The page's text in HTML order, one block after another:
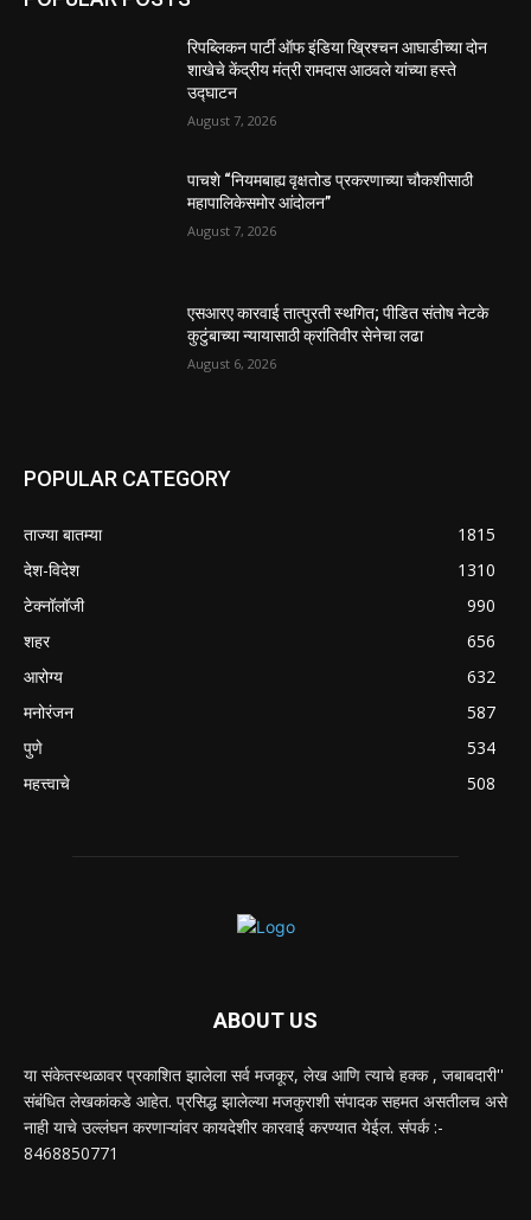
रिपब्लिकन पार्टी ऑफ इंडिया ख्रिश्चन आघाडीच्या दोन
शाखेचे केंद्रीय मंत्री रामदास आठवले यांच्या हस्ते
उद्घाटन
August 7, 2026
पाचशे “नियमबाह्य वृक्षतोड प्रकरणाच्या चौकशीसाठी
महापालिकेसमोर आंदोलन”
August 7, 2026
एसआरए कारवाई तात्पुरती स्थगित; पीडित संतोष नेटके
कुटुंबाच्या न्यायासाठी क्रांतिवीर सेनेचा लढा
August 6, 2026
POPULAR CATEGORY
ताज्या बातम्या
1815
देश-विदेश
1310
टेक्नॉलॉजी
990
शहर
656
आरोग्य
632
मनोरंजन
587
पुणे
534
महत्त्वाचे
508
ABOUT US
या संकेतस्थळावर प्रकाशित झालेला सर्व मजकूर, लेख आणि त्याचे हक्क , जबाबदारी''
संबंधित लेखकांकडे आहेत. प्रसिद्ध झालेल्या मजकुराशी संपादक सहमत असतीलच असे
नाही याचे उल्लंघन करणाऱ्यांवर कायदेशीर कारवाई करण्यात येईल. संपर्क :-
8468850771